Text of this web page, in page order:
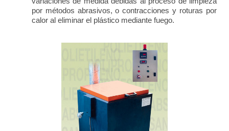
por métodos abrasivos, o contracciones y roturas por
calor al eliminar el plástico mediante fuego.